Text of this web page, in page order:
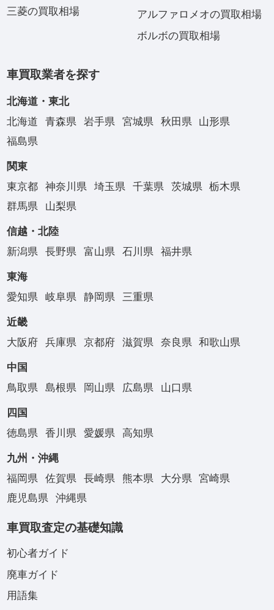
三菱の買取相場
アルファロメオの買取相場
ボルボの買取相場
車買取業者を探す
北海道・東北
北海道
青森県 岩手県 宮城県 秋田県
山形県
福島県
関東
東京都
神奈川県 埼玉県 千葉県 茨城県
栃木県
群馬県
山梨県
信越・北陸
新潟県
長野県 富山県 石川県 福井県
東海
愛知県
岐阜県 静岡県 三重県
近畿
大阪府
兵庫県 京都府 滋賀県 奈良県 和歌山県
中国
鳥取県
島根県 岡山県 広島県 山口県
四国
徳島県
香川県 愛媛県 高知県
九州・沖縄
福岡県
佐賀県 長崎県 熊本県 大分県
宮崎県
鹿児島県
沖縄県
車買取査定の基礎知識
初心者ガイド
廃車ガイド
用語集